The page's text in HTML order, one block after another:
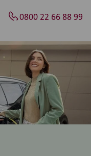
0800 22 66 88 99